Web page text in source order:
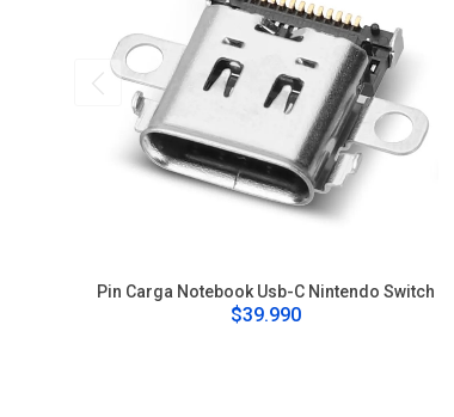
Pin Carga Notebook Usb-C Nintendo Switch
$39.990